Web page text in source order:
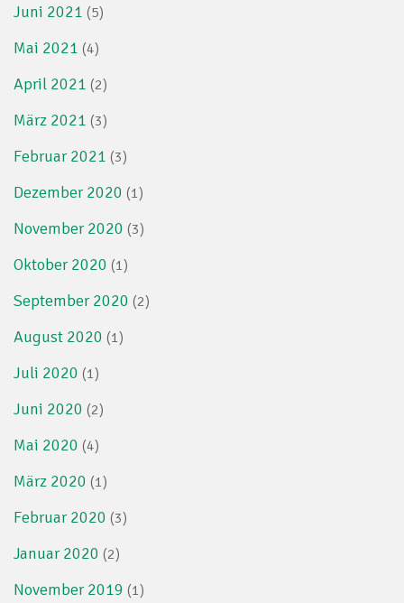
Juni 2021 (5)
Mai 2021 (4)
April 2021 (2)
März 2021 (3)
Februar 2021 (3)
Dezember 2020 (1)
November 2020 (3)
Oktober 2020 (1)
September 2020 (2)
August 2020 (1)
Juli 2020 (1)
Juni 2020 (2)
Mai 2020 (4)
März 2020 (1)
Februar 2020 (3)
Januar 2020 (2)
November 2019 (1)